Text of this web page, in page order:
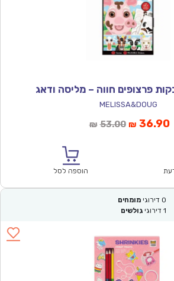
פרצופים חווה – מליסה ודאג
MELISSA&DOUG
₪ 53.00המחיר
₪53.00.
₪ 36.90
הוספה לסל
0 דירוגי מומחים
1 דירוגי גולשים